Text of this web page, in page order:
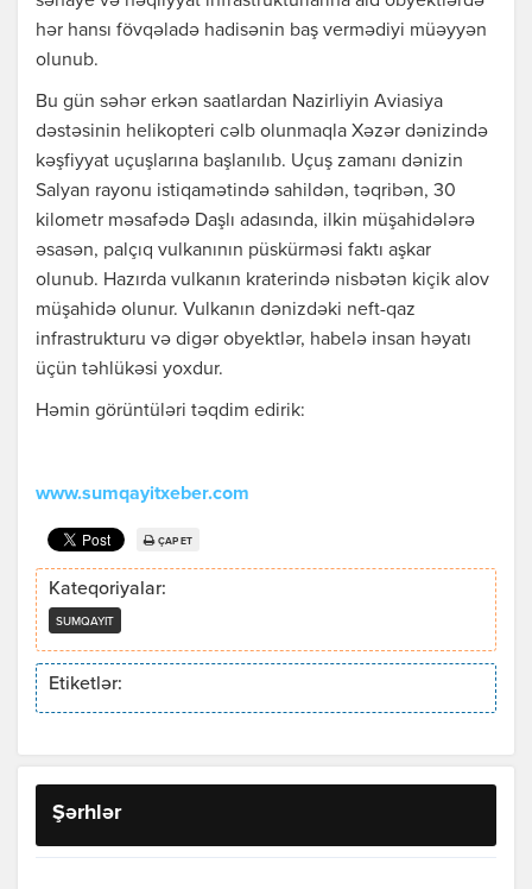
hər hansı fövqəladə hadisənin baş vermədiyi müəyyən
olunub.
Bu gün səhər erkən saatlardan Nazirliyin Aviasiya
dəstəsinin helikopteri cəlb olunmaqla Xəzər dənizində
kəşfiyyat uçuşlarına başlanılıb. Uçuş zamanı dənizin
Salyan rayonu istiqamətində sahildən, təqribən, 30
kilometr məsafədə Daşlı adasında, ilkin müşahidələrə
əsasən, palçıq vulkanının püskürməsi faktı aşkar
olunub. Hazırda vulkanın kraterində nisbətən kiçik alov
müşahidə olunur. Vulkanın dənizdəki neft-qaz
infrastrukturu və digər obyektlər, habelə insan həyatı
üçün təhlükəsi yoxdur.
Həmin görüntüləri təqdim edirik:
www.sumqayitxeber.com
ÇAP ET
Kateqoriyalar:
SUMQAYIT
Etiketlər:
Şərhlər